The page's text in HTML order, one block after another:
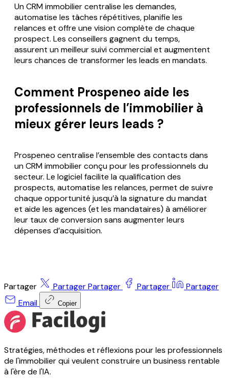
Un CRM immobilier centralise les demandes,
automatise les tâches répétitives, planifie les
relances et offre une vision complète de chaque
prospect. Les conseillers gagnent du temps,
assurent un meilleur suivi commercial et augmentent
leurs chances de transformer les leads en mandats.
Comment Prospeneo aide les
professionnels de l’immobilier à
mieux gérer leurs leads ?
Prospeneo centralise l’ensemble des contacts dans
un CRM immobilier conçu pour les professionnels du
secteur. Le logiciel facilite la qualification des
prospects, automatise les relances, permet de suivre
chaque opportunité jusqu’à la signature du mandat
et aide les agences (et les mandataires) à améliorer
leur taux de conversion sans augmenter leurs
dépenses d’acquisition.
Partager PartagerPartager Partager
Partager
Email
Copier
Stratégies, méthodes et réflexions pour les professionnels
de l'immobilier qui veulent construire un business rentable
à l'ère de l'IA.